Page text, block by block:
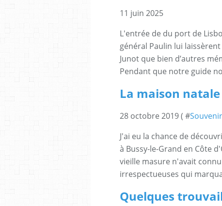
11 juin 2025
L'entrée de du port de
général Paulin lui
Junot que bien d’autres
Pendant que notre guide
La maison
28 octobre 2019 ( #
J'ai eu la chance de
à Bussy-le-Grand en Côte
vieille masure n'avait
irrespectueuses qui
Quelques